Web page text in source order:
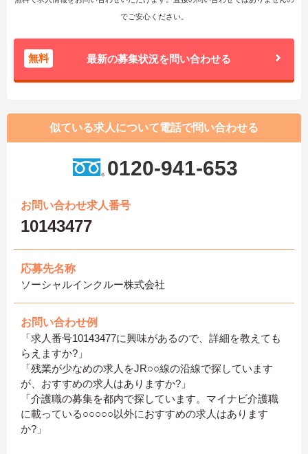
でご安心ください。
無料 最新の募集状況を問い合わせる
似ている求人について電話で問い合わせる
0120-941-653
お問い合わせ求人番号
10143477
応募先名称
ソーシャルインクルー株式会社
お問い合わせ例
「求人番号10143477に興味があるので、詳細を教えても
らえますか?」
「残業が少なめの求人をJR○○線の沿線で探しています
が、おすすめの求人はありますか?」
「介護職の募集を都内で探しています。マイナビ介護職
に載っている○○○○○以外におすすめの求人はあります
か?」